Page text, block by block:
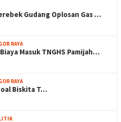
Gudang Oplosan Gas …
RAYA
Masuk TNGHS Pamijah…
RAYA
Biskita T…